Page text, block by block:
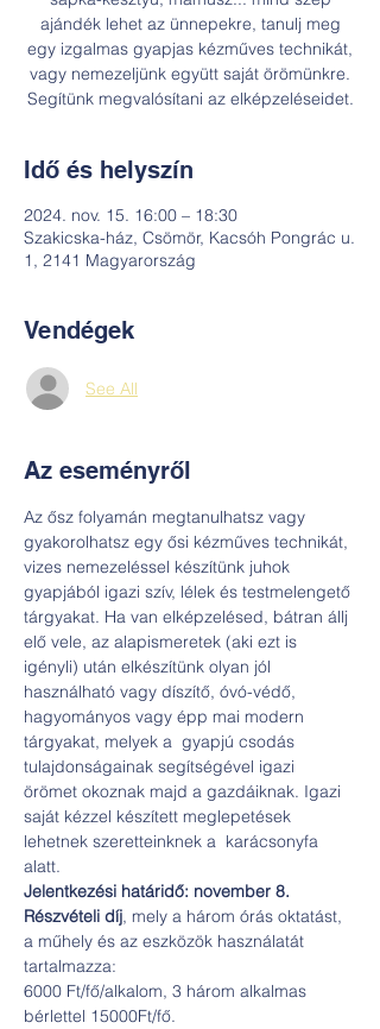
ajándék lehet az ünnepekre, tanulj meg
egy izgalmas gyapjas kézműves technikát,
vagy nemezeljünk együtt saját örömünkre.
Segítünk megvalósítani az elképzeléseidet.
Idő és helyszín
2024. nov. 15. 16:00 – 18:30
Szakicska-ház, Csömör, Kacsóh Pongrác u.
1, 2141 Magyarország
Vendégek
See All
Az eseményről
Az ősz folyamán megtanulhatsz vagy
gyakorolhatsz egy ősi kézműves technikát,
vizes nemezeléssel készítünk juhok
gyapjából igazi szív, lélek és testmelengető
tárgyakat. Ha van elképzelésed, bátran állj
elő vele, az alapismeretek (aki ezt is
igényli) után elkészítünk olyan jól
használható vagy díszítő, óvó-védő,
hagyományos vagy épp mai modern
tárgyakat, melyek a  gyapjú csodás
tulajdonságainak segítségével igazi
örömet okoznak majd a gazdáiknak. Igazi
saját kézzel készített meglepetések
lehetnek szeretteinknek a  karácsonyfa
alatt.
Jelentkezési határidő: november 8.
Részvételi díj, mely a három órás oktatást,
a műhely és az eszközök használatát
tartalmazza:
6000 Ft/fő/alkalom, 3 három alkalmas
bérlettel 15000Ft/fő.